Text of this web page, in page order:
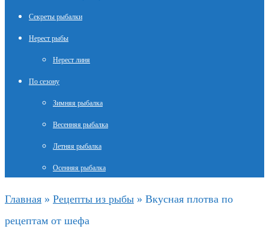
Секреты рыбалки
Нерест рыбы
Нерест линя
По сезону
Зимняя рыбалка
Весенняя рыбалка
Летняя рыбалка
Осенняя рыбалка
Главная » Рецепты из рыбы » Вкусная плотва по
рецептам от шефа